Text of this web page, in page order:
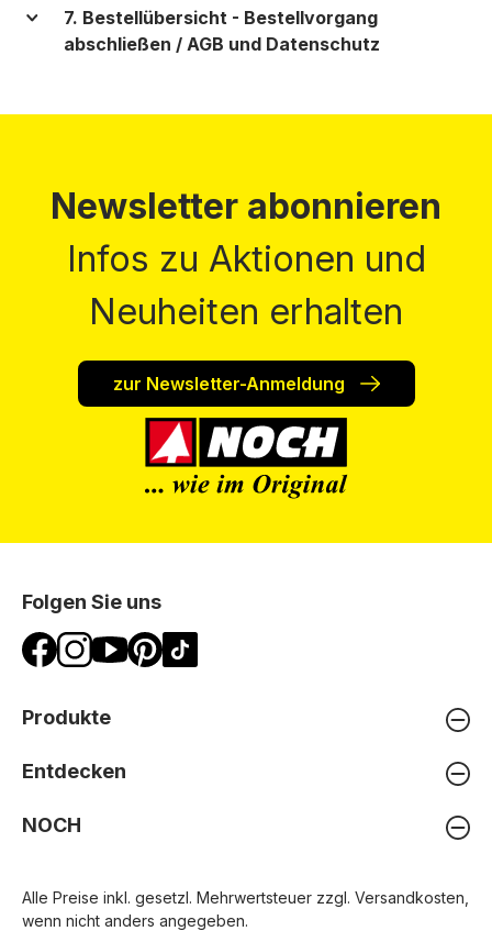
7. Bestellübersicht - Bestellvorgang
abschließen / AGB und Datenschutz
Newsletter abonnieren
Infos zu Aktionen und
Neuheiten erhalten
zur Newsletter-Anmeldung
Folgen Sie uns
Produkte
Entdecken
NOCH
Alle Preise inkl. gesetzl. Mehrwertsteuer zzgl. Versandkosten
wenn nicht anders angegeben.